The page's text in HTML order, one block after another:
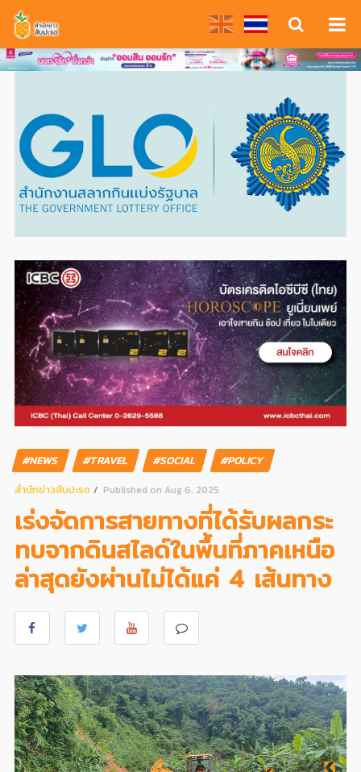
#NEWS #TRAVEL #SOCIAL
#POLICY
สํานักข่าวสับปะรด
Published on Aug 6, 2025
เร่งจัดการสายทางที่ได้รับผลกระ
ทบจากดินสไลด์ในพื้นที่ภาคเหนือ
ล่าสุดยังผ่านไม่ได้แค่ 4 เส้นทาง